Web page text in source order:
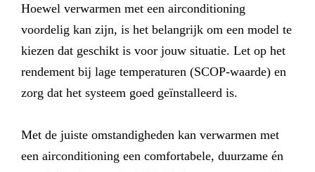
Hoewel verwarmen met een airconditioning
voordelig kan zijn, is het belangrijk om een model te
kiezen dat geschikt is voor jouw situatie. Let op het
rendement bij lage temperaturen (SCOP-waarde) en
zorg dat het systeem goed geïnstalleerd is.
Met de juiste omstandigheden kan verwarmen met
een airconditioning een comfortabele, duurzame én